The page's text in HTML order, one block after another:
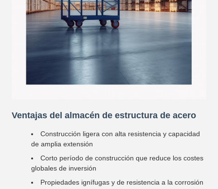
Ventajas del almacén de estructura de acero
Construcción ligera con alta resistencia y capacidad
de amplia extensión
Corto período de construcción que reduce los costes
globales de inversión
Propiedades ignífugas y de resistencia a la corrosión